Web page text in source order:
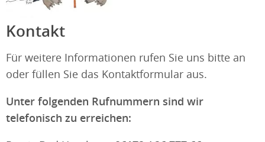
Kontakt
Für weitere Informationen rufen Sie uns bitte an
oder füllen Sie das Kontaktformular aus.
Unter folgenden Rufnummern sind wir
telefonisch zu erreichen: